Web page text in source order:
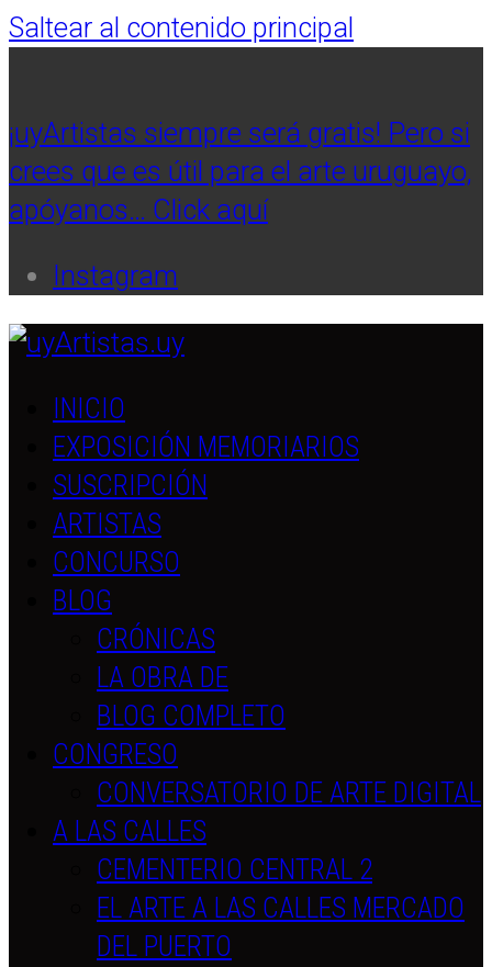
Saltear al contenido principal
¡uyArtistas siempre será gratis! Pero si
crees que es útil para el arte uruguayo,
apóyanos… Click aquí
Instagram
INICIO
EXPOSICIÓN MEMORIARIOS
SUSCRIPCIÓN
ARTISTAS
CONCURSO
BLOG
CRÓNICAS
LA OBRA DE
BLOG COMPLETO
CONGRESO
CONVERSATORIO DE ARTE DIGITAL
A LAS CALLES
CEMENTERIO CENTRAL 2
EL ARTE A LAS CALLES MERCADO
DEL PUERTO